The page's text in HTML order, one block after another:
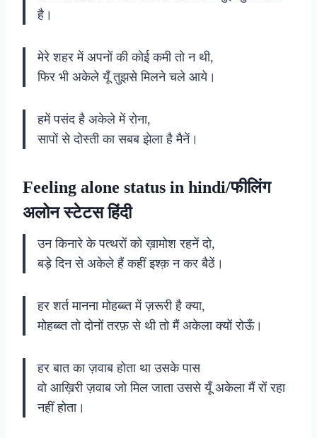
है।
मेरे शहर में अपनों की कोई कमी तो न थी,
फिर भी अकेले यूँ तुझसे मिलने चले आये।
हमें पसंद है अकेले में रोना,
सापों से दोस्ती का सबब झेला है मैनें।
Feeling alone status in hindi/फीलिंग
अलोन स्टेटस हिंदी
उन किनारे के पत्थरों को ख़ामोश रहनें दो,
बड़े दिन से अकेले हैं कहीं इश्क़ न कर बैठें।
हर शर्त मानना मोहब्ब्त में ज़रूरी है क्या,
मोहब्ब्त तो दोनों तरफ़ से थी तो मैं अकेला क्यों रोऊँ।
हर बात का ज़वाब होता था उसके पास
वो आख़िरी ज़वाब जो मिल जाता उससे यूँ अकेला मैं रों रहा
नहीं होता।